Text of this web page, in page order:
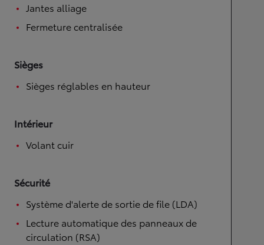
Jantes alliage
Fermeture centralisée
Sièges
Sièges réglables en hauteur
Intérieur
Volant cuir
Sécurité
Système d'alerte de sortie de file (LDA)
Lecture automatique des panneaux de
circulation (RSA)